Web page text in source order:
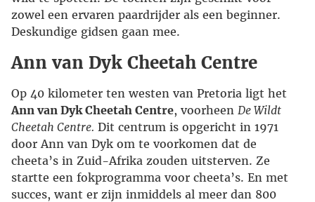
zowel een ervaren paardrijder als een beginner.
Deskundige gidsen gaan mee.
Ann van Dyk Cheetah Centre
Op 40 kilometer ten westen van Pretoria ligt het
Ann van Dyk Cheetah Centre, voorheen De Wildt
Cheetah Centre. Dit centrum is opgericht in 1971
door Ann van Dyk om te voorkomen dat de
cheeta’s in Zuid-Afrika zouden uitsterven. Ze
startte een fokprogramma voor cheeta’s. En met
succes, want er zijn inmiddels al meer dan 800